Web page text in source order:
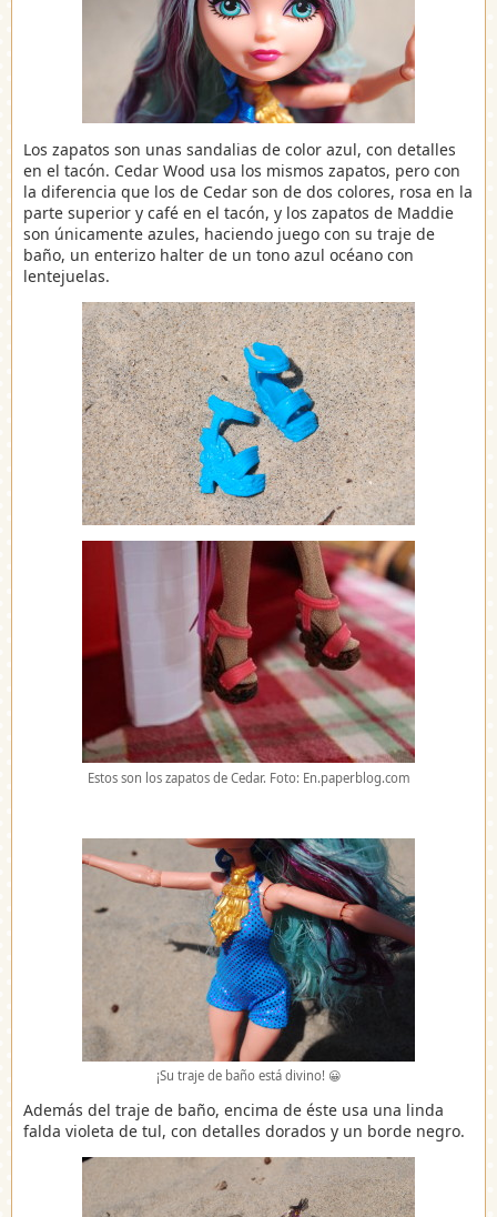
Los zapatos son unas sandalias de color azul, con detalles
en el tacón. Cedar Wood usa los mismos zapatos, pero con
la diferencia que los de Cedar son de dos colores, rosa en la
parte superior y café en el tacón, y los zapatos de Maddie
son únicamente azules, haciendo juego con su traje de
baño, un enterizo halter de un tono azul océano con
lentejuelas.
Estos son los zapatos de Cedar. Foto: En.paperblog.com
¡Su traje de baño está divino! 😀
Además del traje de baño, encima de éste usa una linda
falda violeta de tul, con detalles dorados y un borde negro.